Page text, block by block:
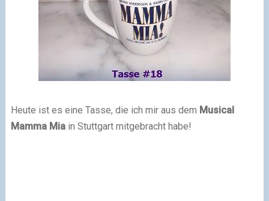
Heute ist es eine Tasse, die ich mir aus dem Musical
Mamma Miain Stuttgart mitgebracht habe!